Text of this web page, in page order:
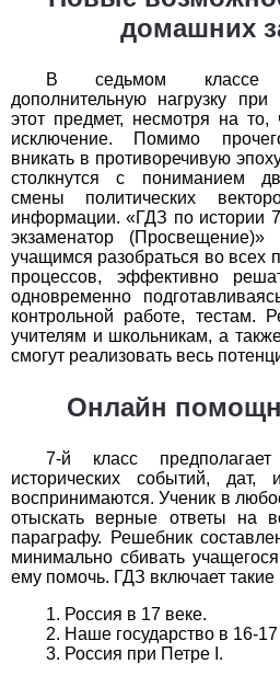
3 4 6
1
2 3 4 5 6 7
1
2 3 4 5 6 7
Немецкий
1
2 3 4 5 6 7
ОБЖ
2 3 5 6 7
1
2 3 4 5 6 7
2 3 4 5 6 7
домашних
В седьмом классе
дополнительную нагрузку
этот предмет, несмотря на
исключение. Помимо
вникать в противоречивую
столкнутся с пониманием
смены политических
информации. «ГДЗ по истории 7
экзаменатор
учащимся разобраться во всех
процессов, эффективно
одновременно
контрольной работе, тестам.
учителям и школьникам, а
смогут реализовать весь
Онлайн
7-й класс
исторических событий,
воспринимаются. Ученик в
отыскать верные ответы на
параграфу. Решебник
минимально сбивать
ему помочь. ГДЗ включает такие
Россия в 17 веке.
Наше государство в 16-17
Россия при Петре І.